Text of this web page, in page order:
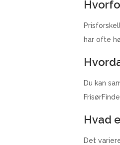
har ofte
Du kan
Hvad
Det